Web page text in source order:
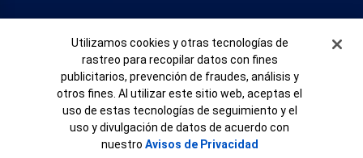
Igualdad de oportunidades en préstamos para viviendas
© 2026 Bank of America Corporation.
Todos Los Derechos Reservados.
Patente: patents.bankofamerica.com
Banner de Cookies
Utilizamos cookies y otras tecnologías de
rastreo para recopilar datos con fines
publicitarios, prevención de fraudes, análisis y
otros fines. Al utilizar este sitio web, aceptas el
uso de estas tecnologías de seguimiento y el
uso y divulgación de datos de acuerdo con
nuestro Avisos de Privacidad